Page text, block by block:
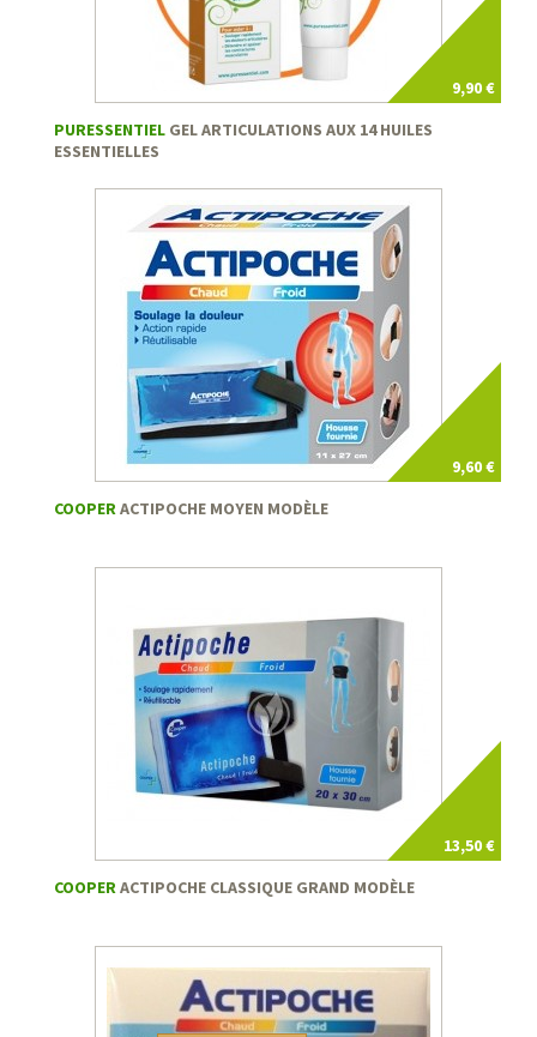
9,90 €
PURESSENTIEL GEL ARTICULATIONS AUX 14 HUILES
ESSENTIELLES
9,60 €
COOPERACTIPOCHE MOYEN MODÈLE
13,50 €
COOPERACTIPOCHE CLASSIQUE GRAND MODÈLE